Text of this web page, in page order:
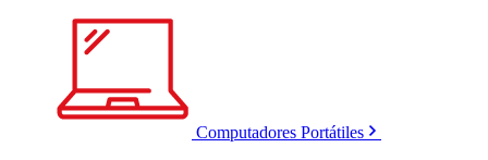
Computadores Portátiles